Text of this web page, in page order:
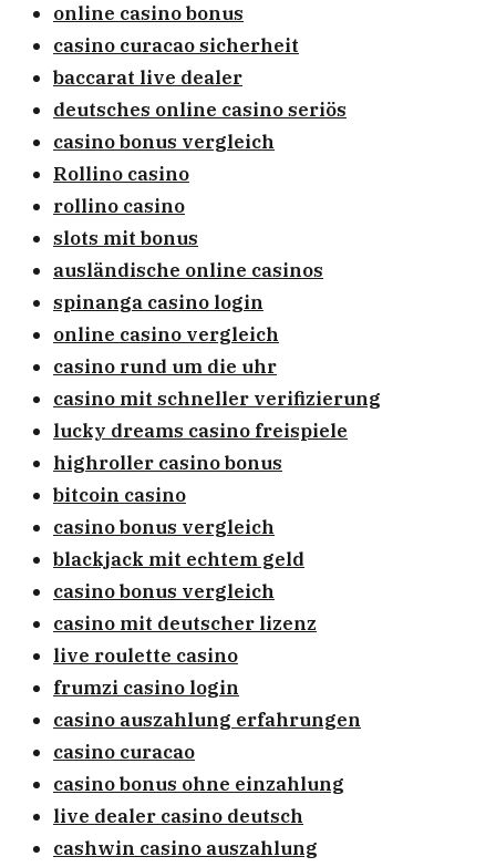
online casino bonus
casino curacao sicherheit
baccarat live dealer
deutsches online casino seriös
casino bonus vergleich
Rollino casino
rollino casino
slots mit bonus
ausländische online casinos
spinanga casino login
online casino vergleich
casino rund um die uhr
casino mit schneller verifizierung
lucky dreams casino freispiele
highroller casino bonus
bitcoin casino
casino bonus vergleich
blackjack mit echtem geld
casino bonus vergleich
casino mit deutscher lizenz
live roulette casino
frumzi casino login
casino auszahlung erfahrungen
casino curacao
casino bonus ohne einzahlung
live dealer casino deutsch
cashwin casino auszahlung